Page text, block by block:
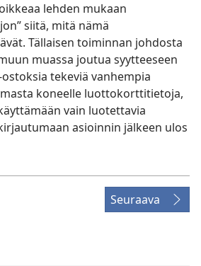
lehden mukaan
siitä, mitä nämä
Tällaisen toiminnan johdosta
muassa joutua syytteeseen
tekeviä vanhempia
koneelle luottokorttitietoja,
vain luotettavia
asioinnin jälkeen ulos
Seuraava